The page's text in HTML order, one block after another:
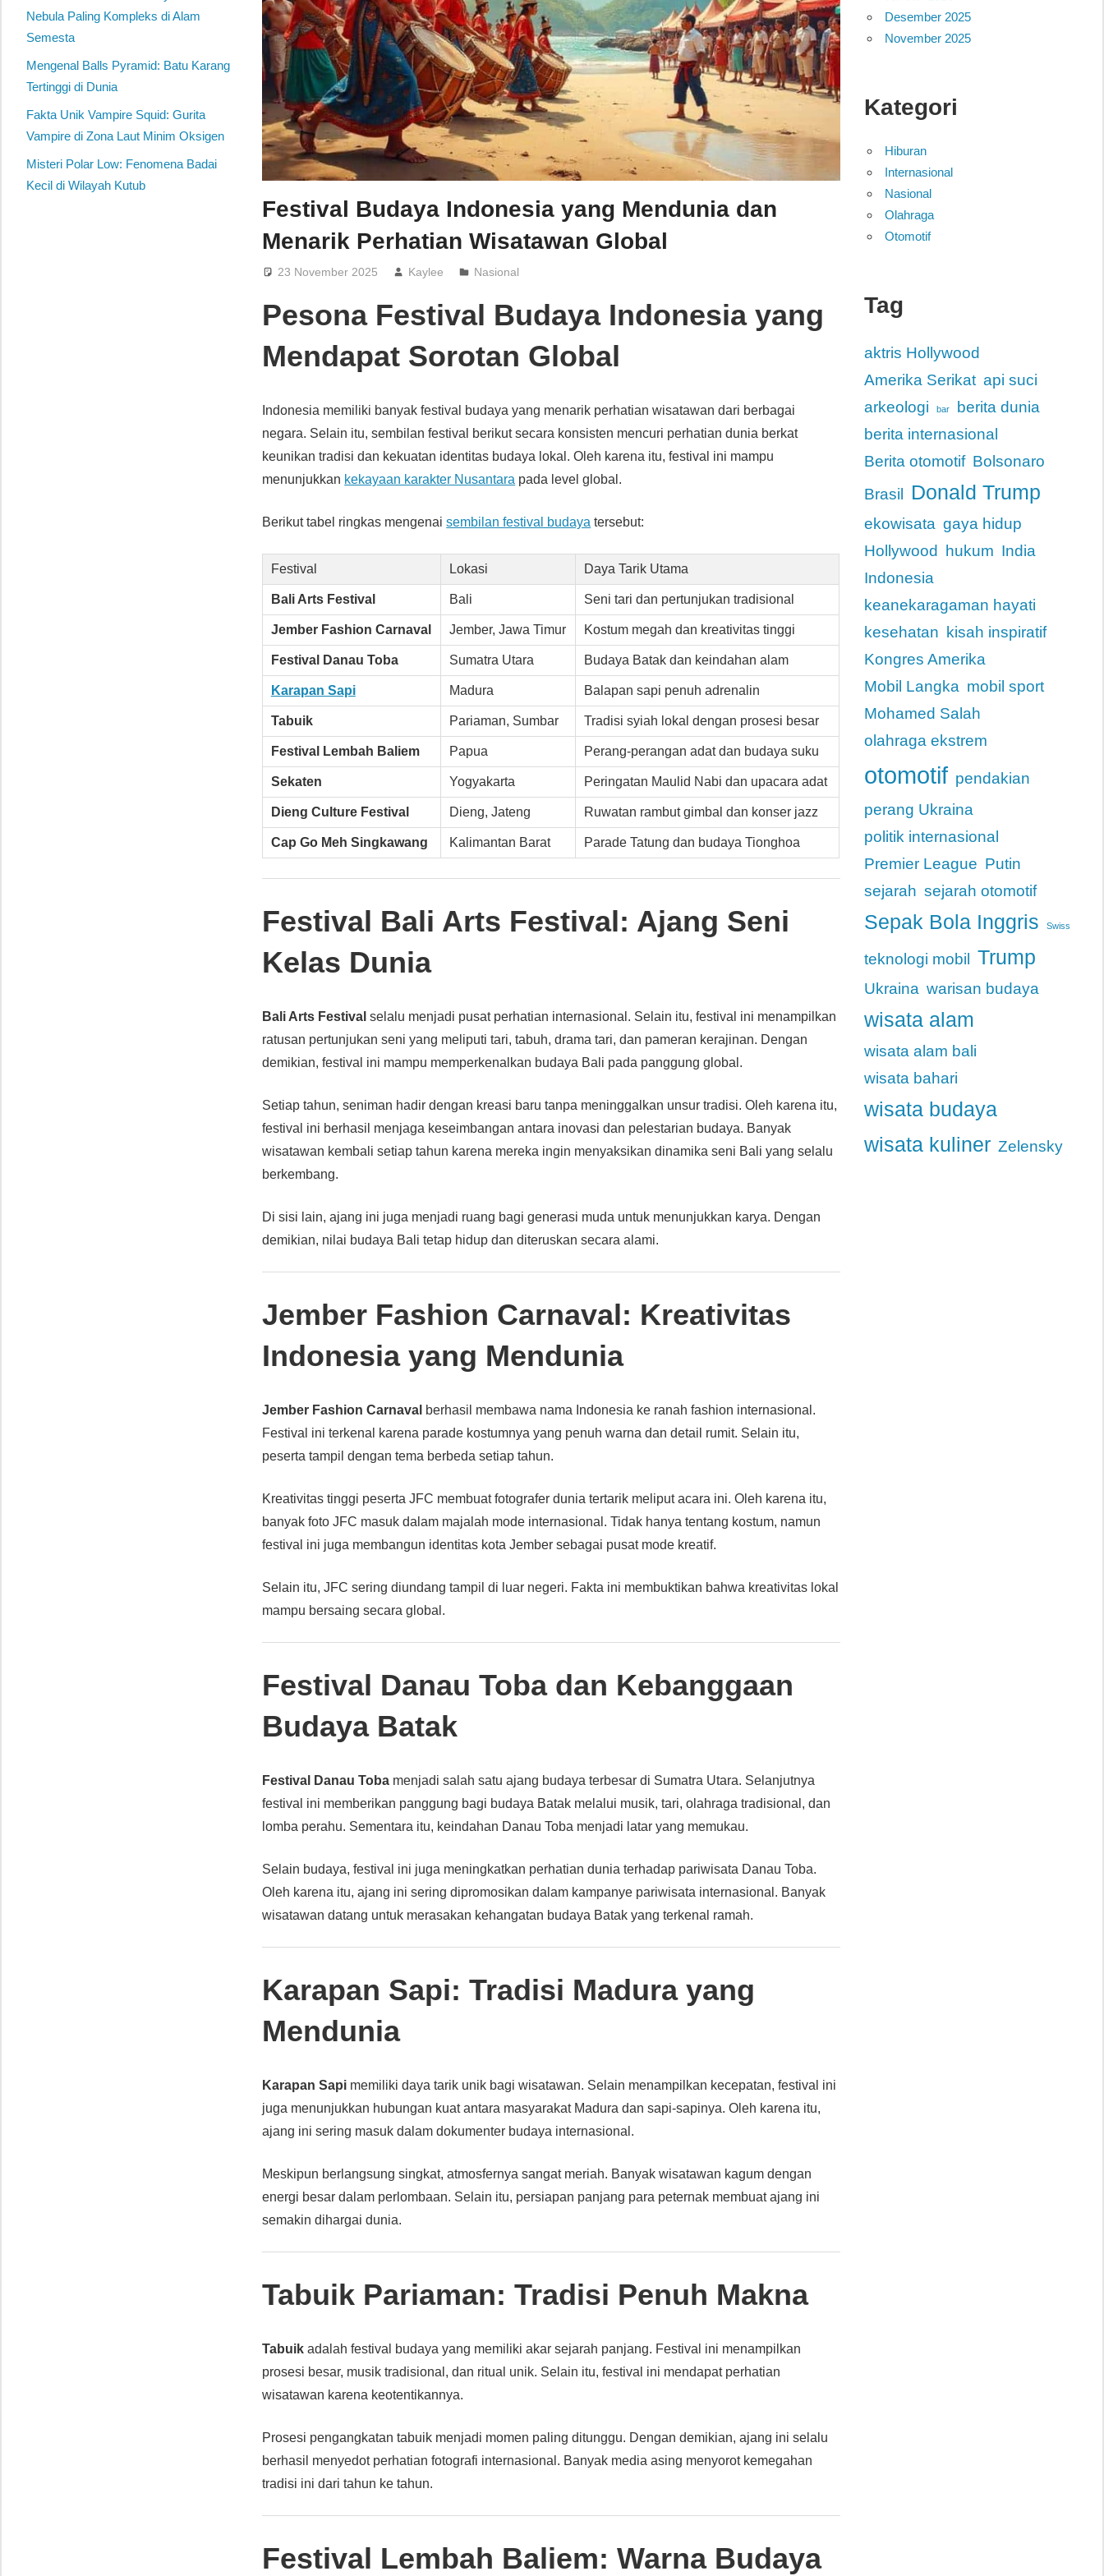
Festival Budaya Indonesia yang Mendunia dan
Menarik Perhatian Wisatawan Global
23 November 2025 Kaylee Nasional
Pesona Festival Budaya Indonesia yang
Mendapat Sorotan Global
Indonesia memiliki banyak festival budaya yang menarik perhatian wisatawan dari berbagai
negara. Selain itu, sembilan festival berikut secara konsisten mencuri perhatian dunia berkat
keunikan tradisi dan kekuatan identitas budaya lokal. Oleh karena itu, festival ini mampu
menunjukkan kekayaan karakter Nusantara pada level global.
Berikut tabel ringkas mengenaisembilan festival budaya tersebut:
Festival Lokasi Daya Tarik Utama
Bali Arts Festival Bali Seni tari dan pertunjukan tradisional
Jember Fashion Carnaval Jember, Jawa Timur Kostum megah dan kreativitas tinggi
Festival Danau Toba Sumatra Utara Budaya Batak dan keindahan alam
Karapan Sapi Madura Balapan sapi penuh adrenalin
Tabuik Pariaman, Sumbar Tradisi syiah lokal dengan prosesi besar
Festival Lembah Baliem Papua Perang-perangan adat dan budaya suku
Sekaten Yogyakarta Peringatan Maulid Nabi dan upacara adat
Dieng Culture Festival Dieng, Jateng Ruwatan rambut gimbal dan konser jazz
Cap Go Meh Singkawang Kalimantan Barat Parade Tatung dan budaya Tionghoa
Festival Bali Arts Festival: Ajang Seni
Kelas Dunia
Bali Arts Festival selalu menjadi pusat perhatian internasional. Selain itu, festival ini menampilkan
ratusan pertunjukan seni yang meliputi tari, tabuh, drama tari, dan pameran kerajinan. Dengan
demikian, festival ini mampu memperkenalkan budaya Bali pada panggung global.
Setiap tahun, seniman hadir dengan kreasi baru tanpa meninggalkan unsur tradisi. Oleh karena itu,
festival ini berhasil menjaga keseimbangan antara inovasi dan pelestarian budaya. Banyak
wisatawan kembali setiap tahun karena mereka ingin menyaksikan dinamika seni Bali yang selalu
berkembang.
Di sisi lain, ajang ini juga menjadi ruang bagi generasi muda untuk menunjukkan karya. Dengan
demikian, nilai budaya Bali tetap hidup dan diteruskan secara alami.
Jember Fashion Carnaval: Kreativitas
Indonesia yang Mendunia
Jember Fashion Carnaval berhasil membawa nama Indonesia ke ranah fashion internasional.
Festival ini terkenal karena parade kostumnya yang penuh warna dan detail rumit. Selain itu,
peserta tampil dengan tema berbeda setiap tahun.
Kreativitas tinggi peserta JFC membuat fotografer dunia tertarik meliput acara ini. Oleh karena itu,
banyak foto JFC masuk dalam majalah mode internasional. Tidak hanya tentang kostum, namun
festival ini juga membangun identitas kota Jember sebagai pusat mode kreatif.
Selain itu, JFC sering diundang tampil di luar negeri. Fakta ini membuktikan bahwa kreativitas lokal
mampu bersaing secara global.
Festival Danau Toba dan Kebanggaan
Budaya Batak
Festival Danau Toba menjadi salah satu ajang budaya terbesar di Sumatra Utara. Selanjutnya
festival ini memberikan panggung bagi budaya Batak melalui musik, tari, olahraga tradisional, dan
lomba perahu. Sementara itu, keindahan Danau Toba menjadi latar yang memukau.
Selain budaya, festival ini juga meningkatkan perhatian dunia terhadap pariwisata Danau Toba.
Oleh karena itu, ajang ini sering dipromosikan dalam kampanye pariwisata internasional. Banyak
wisatawan datang untuk merasakan kehangatan budaya Batak yang terkenal ramah.
Karapan Sapi: Tradisi Madura yang
Mendunia
Karapan Sapi memiliki daya tarik unik bagi wisatawan. Selain menampilkan kecepatan, festival ini
juga menunjukkan hubungan kuat antara masyarakat Madura dan sapi-sapinya. Oleh karena itu,
ajang ini sering masuk dalam dokumenter budaya internasional.
Meskipun berlangsung singkat, atmosfernya sangat meriah. Banyak wisatawan kagum dengan
energi besar dalam perlombaan. Selain itu, persiapan panjang para peternak membuat ajang ini
semakin dihargai dunia.
Tabuik Pariaman: Tradisi Penuh Makna
Tabuik adalah festival budaya yang memiliki akar sejarah panjang. Festival ini menampilkan
prosesi besar, musik tradisional, dan ritual unik. Selain itu, festival ini mendapat perhatian
wisatawan karena keotentikannya.
Prosesi pengangkatan tabuik menjadi momen paling ditunggu. Dengan demikian, ajang ini selalu
berhasil menyedot perhatian fotografi internasional. Banyak media asing menyorot kemegahan
tradisi ini dari tahun ke tahun.
Festival Lembah Baliem: Warna Budaya
Nebula Paling Kompleks di Alam
Semesta
Mengenal Balls Pyramid: Batu Karang
Tertinggi di Dunia
Fakta Unik Vampire Squid: Gurita
Vampire di Zona Laut Minim Oksigen
Misteri Polar Low: Fenomena Badai
Kecil di Wilayah Kutub
Desember 2025
November 2025
Kategori
Hiburan
Internasional
Nasional
Olahraga
Otomotif
Tag
aktris Hollywood
Amerika Serikat api suci
arkeologi
bar
berita dunia
berita internasional
Berita otomotif Bolsonaro
Brasil
Donald Trump
ekowisata gaya hidup
Hollywood
hukum India
Indonesia
keanekaragaman hayati
kesehatan
kisah inspiratif
Kongres Amerika
Mobil Langka mobil sport
Mohamed Salah
olahraga ekstrem
otomotif pendakian
perang Ukraina
politik internasional
Premier League Putin
sejarah sejarah otomotif
Sepak Bola Inggris Swiss
teknologi mobil Trump
Ukraina warisan budaya
wisata alam
wisata alam bali
wisata bahari
wisata budaya
wisata kuliner Zelensky